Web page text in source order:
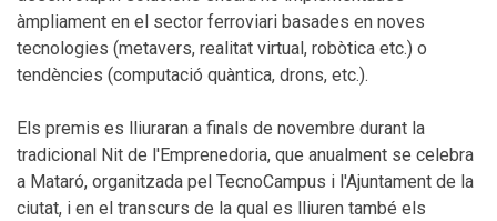
àmpliament en el sector ferroviari basades en noves
tecnologies (metavers, realitat virtual, robòtica etc.) o
tendències (computació quàntica, drons, etc.).
Els premis es lliuraran a finals de novembre durant la
tradicional Nit de l'Emprenedoria, que anualment se celebra
a Mataró, organitzada pel TecnoCampus i l'Ajuntament de la
ciutat, i en el transcurs de la qual es lliuren també els